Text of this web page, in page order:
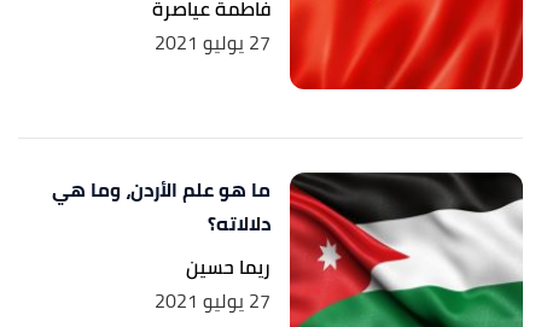
فاطمة عياصرة
27 يوليو 2021
ما هو علم الأردن، وما هي
دلالاته؟
ريما حسين
27 يوليو 2021